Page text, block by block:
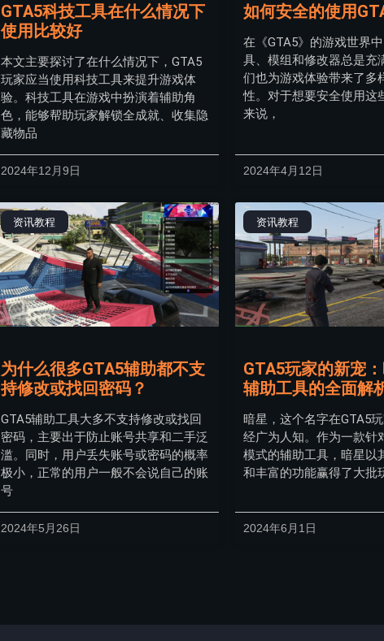
GTA5科技工具在什么情况下
使用比较好
本文主要探讨了在什么情况下，GTA5
玩家应当使用科技工具来提升游戏体
验。科技工具在游戏中扮演着辅助角
色，能够帮助玩家解锁全成就、收集隐
藏物品
2024年12月9日
如何安全的使用
在《GTA5》的游戏世界
具、模组和修改器总是充
们也为游戏体验带来了多
性。对于想要安全使用这
来说，
2024年4月12日
资讯教程
为什么很多GTA5辅助都不支
持修改或找回密码？
GTA5辅助工具大多不支持修改或找回
密码，主要出于防止账号共享和二手泛
滥。同时，用户丢失账号或密码的概率
极小，正常的用户一般不会说自己的账
号
2024年5月26日
资讯教程
GTA5玩家的新宠
辅助工具的全面解
暗星，这个名字在GTA5
经广为人知。作为一款针
模式的辅助工具，暗星以
和丰富的功能赢得了大批
2024年6月1日